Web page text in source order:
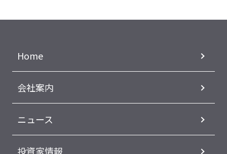
Home
会社案内
ニュース
投資家情報